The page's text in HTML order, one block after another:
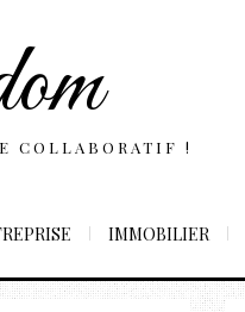
COLLABORATIF !
IMMOBILIER